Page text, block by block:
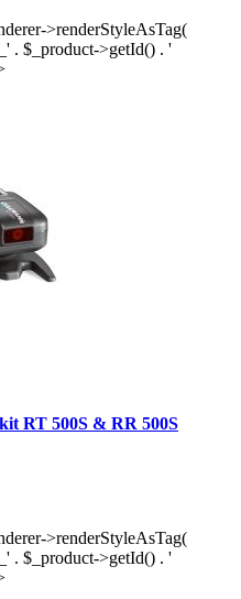
>renderStyleAsTag(
. $_product->getId() . '
RT 500S & RR 500S
>renderStyleAsTag(
. $_product->getId() . '